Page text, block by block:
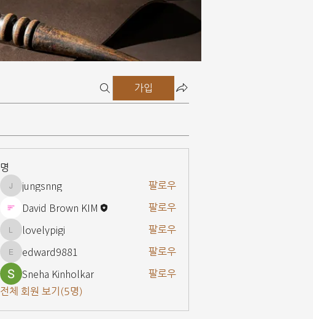
가입
명
jungsnng
jungsnng 팔로우
David Brown KIM 팔로우
lovelypigi
lovelypigi 팔로우
edward9881
edward9881 팔로우
Sneha Kinholkar
팔로우
전체 회원 보기(5명)